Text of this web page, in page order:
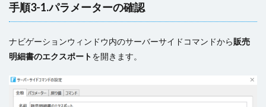
手順3-1.パラメーターの確認
ナビゲーションウィンドウ内のサーバーサイドコマンドから販売
明細書のエクスポートを開きます。